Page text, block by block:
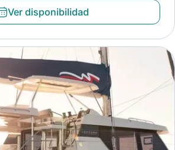
Ver disponibilidad